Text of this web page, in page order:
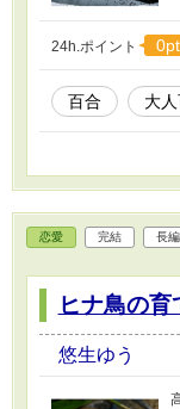
24h.ポイント 0pt
百合 大
恋愛 完結 長編
ヒナ鳥の育
悠生ゆう